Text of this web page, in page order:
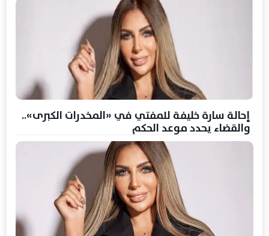
إحالة سارة خليفة للمفتي في «المخدرات الكبرى»..
والقضاء يحدد موعد الحكم